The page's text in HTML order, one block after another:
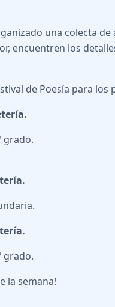
una colecta
encuentren los
de Poesía para los
grado.
grado.
la semana!